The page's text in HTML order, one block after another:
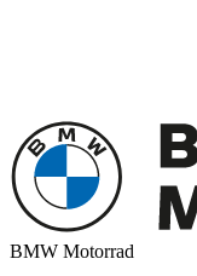
BMW Motorrad